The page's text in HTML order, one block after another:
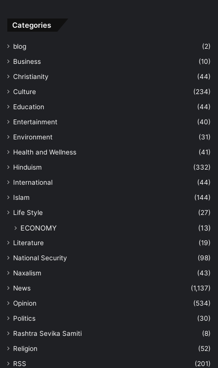
Categories
blog
(2)
Business
(10)
Christianity
(44)
Culture
(234)
Education
(44)
Entertainment
(40)
Environment
(31)
Health and Wellness
(41)
Hinduism
(332)
International
(44)
Islam
(144)
Life Style
(27)
ECONOMY (13)
Literature
(19)
National Security
(98)
Naxalism
(43)
News
(1,137)
Opinion
(534)
Politics
(30)
Rashtra Sevika Samiti
(8)
Religion
(52)
RSS
(201)